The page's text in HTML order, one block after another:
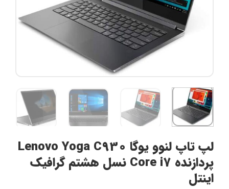
لپ تاپ لنوو یوگا Lenovo Yoga C930
پردازنده Core i7 نسل هشتم گرافیک
اینتل